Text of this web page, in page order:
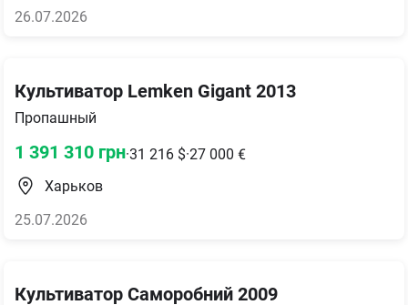
26.07.2026
Культиватор Lemken Gigant 2013
Пропашный
1 391 310 грн·31 216 $·27 000 €
Харьков
25.07.2026
Культиватор Саморобний 2009